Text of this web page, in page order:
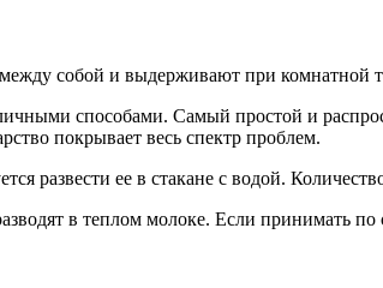
собой и выдерживают при комнатной
способами. Самый простой и
покрывает весь спектр проблем.
развести ее в стакане с водой.
в теплом молоке. Если принимать